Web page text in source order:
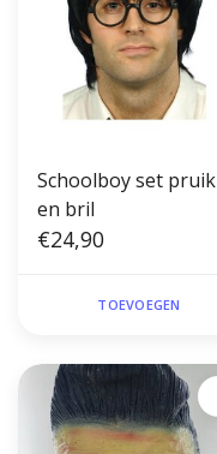
Schoolboy set pruik
en bril
€24,90
TOEVOEGEN